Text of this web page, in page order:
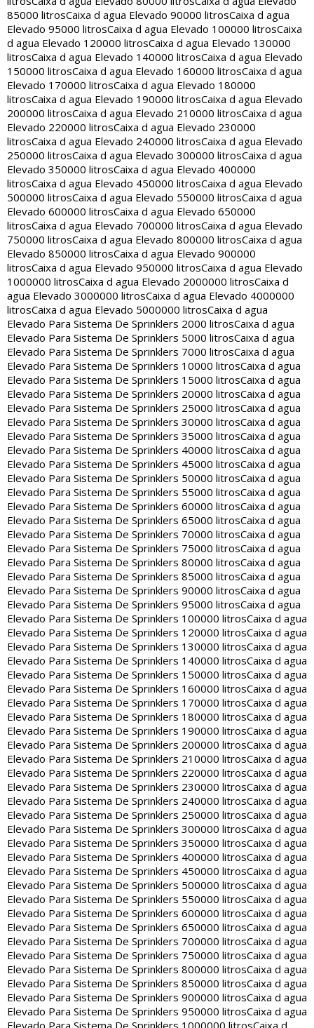
85000 litrosCaixa d agua Elevado 90000 litrosCaixa d agua
Elevado 95000 litrosCaixa d agua Elevado 100000 litrosCaixa
d agua Elevado 120000 litrosCaixa d agua Elevado 130000
litrosCaixa d agua Elevado 140000 litrosCaixa d agua Elevado
150000 litrosCaixa d agua Elevado 160000 litrosCaixa d agua
Elevado 170000 litrosCaixa d agua Elevado 180000
litrosCaixa d agua Elevado 190000 litrosCaixa d agua Elevado
200000 litrosCaixa d agua Elevado 210000 litrosCaixa d agua
Elevado 220000 litrosCaixa d agua Elevado 230000
litrosCaixa d agua Elevado 240000 litrosCaixa d agua Elevado
250000 litrosCaixa d agua Elevado 300000 litrosCaixa d agua
Elevado 350000 litrosCaixa d agua Elevado 400000
litrosCaixa d agua Elevado 450000 litrosCaixa d agua Elevado
500000 litrosCaixa d agua Elevado 550000 litrosCaixa d agua
Elevado 600000 litrosCaixa d agua Elevado 650000
litrosCaixa d agua Elevado 700000 litrosCaixa d agua Elevado
750000 litrosCaixa d agua Elevado 800000 litrosCaixa d agua
Elevado 850000 litrosCaixa d agua Elevado 900000
litrosCaixa d agua Elevado 950000 litrosCaixa d agua Elevado
1000000 litrosCaixa d agua Elevado 2000000 litrosCaixa d
agua Elevado 3000000 litrosCaixa d agua Elevado 4000000
litrosCaixa d agua Elevado 5000000 litrosCaixa d agua
Elevado Para Sistema De Sprinklers 2000 litrosCaixa d agua
Elevado Para Sistema De Sprinklers 5000 litrosCaixa d agua
Elevado Para Sistema De Sprinklers 7000 litrosCaixa d agua
Elevado Para Sistema De Sprinklers 10000 litrosCaixa d agua
Elevado Para Sistema De Sprinklers 15000 litrosCaixa d agua
Elevado Para Sistema De Sprinklers 20000 litrosCaixa d agua
Elevado Para Sistema De Sprinklers 25000 litrosCaixa d agua
Elevado Para Sistema De Sprinklers 30000 litrosCaixa d agua
Elevado Para Sistema De Sprinklers 35000 litrosCaixa d agua
Elevado Para Sistema De Sprinklers 40000 litrosCaixa d agua
Elevado Para Sistema De Sprinklers 45000 litrosCaixa d agua
Elevado Para Sistema De Sprinklers 50000 litrosCaixa d agua
Elevado Para Sistema De Sprinklers 55000 litrosCaixa d agua
Elevado Para Sistema De Sprinklers 60000 litrosCaixa d agua
Elevado Para Sistema De Sprinklers 65000 litrosCaixa d agua
Elevado Para Sistema De Sprinklers 70000 litrosCaixa d agua
Elevado Para Sistema De Sprinklers 75000 litrosCaixa d agua
Elevado Para Sistema De Sprinklers 80000 litrosCaixa d agua
Elevado Para Sistema De Sprinklers 85000 litrosCaixa d agua
Elevado Para Sistema De Sprinklers 90000 litrosCaixa d agua
Elevado Para Sistema De Sprinklers 95000 litrosCaixa d agua
Elevado Para Sistema De Sprinklers 100000 litrosCaixa d agua
Elevado Para Sistema De Sprinklers 120000 litrosCaixa d agua
Elevado Para Sistema De Sprinklers 130000 litrosCaixa d agua
Elevado Para Sistema De Sprinklers 140000 litrosCaixa d agua
Elevado Para Sistema De Sprinklers 150000 litrosCaixa d agua
Elevado Para Sistema De Sprinklers 160000 litrosCaixa d agua
Elevado Para Sistema De Sprinklers 170000 litrosCaixa d agua
Elevado Para Sistema De Sprinklers 180000 litrosCaixa d agua
Elevado Para Sistema De Sprinklers 190000 litrosCaixa d agua
Elevado Para Sistema De Sprinklers 200000 litrosCaixa d agua
Elevado Para Sistema De Sprinklers 210000 litrosCaixa d agua
Elevado Para Sistema De Sprinklers 220000 litrosCaixa d agua
Elevado Para Sistema De Sprinklers 230000 litrosCaixa d agua
Elevado Para Sistema De Sprinklers 240000 litrosCaixa d agua
Elevado Para Sistema De Sprinklers 250000 litrosCaixa d agua
Elevado Para Sistema De Sprinklers 300000 litrosCaixa d agua
Elevado Para Sistema De Sprinklers 350000 litrosCaixa d agua
Elevado Para Sistema De Sprinklers 400000 litrosCaixa d agua
Elevado Para Sistema De Sprinklers 450000 litrosCaixa d agua
Elevado Para Sistema De Sprinklers 500000 litrosCaixa d agua
Elevado Para Sistema De Sprinklers 550000 litrosCaixa d agua
Elevado Para Sistema De Sprinklers 600000 litrosCaixa d agua
Elevado Para Sistema De Sprinklers 650000 litrosCaixa d agua
Elevado Para Sistema De Sprinklers 700000 litrosCaixa d agua
Elevado Para Sistema De Sprinklers 750000 litrosCaixa d agua
Elevado Para Sistema De Sprinklers 800000 litrosCaixa d agua
Elevado Para Sistema De Sprinklers 850000 litrosCaixa d agua
Elevado Para Sistema De Sprinklers 900000 litrosCaixa d agua
Elevado Para Sistema De Sprinklers 950000 litrosCaixa d agua